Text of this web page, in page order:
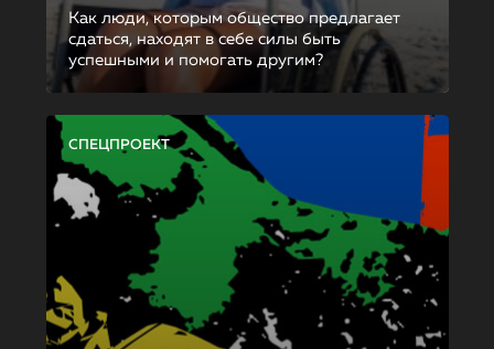
Как люди, которым общество предлагает
сдаться, находят в себе силы быть
успешными и помогать другим?
СПЕЦПРОЕКТ